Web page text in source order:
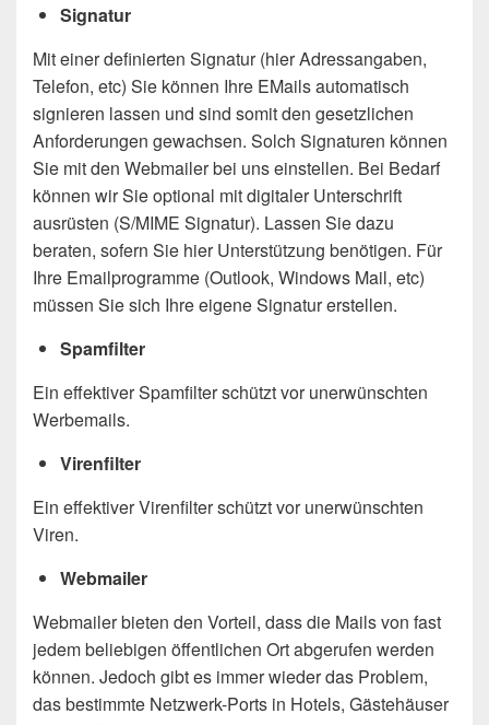
Signatur
Mit einer definierten Signatur (hier Adressangaben,
Telefon, etc) Sie können Ihre EMails automatisch
signieren lassen und sind somit den gesetzlichen
Anforderungen gewachsen. Solch Signaturen können
Sie mit den Webmailer bei uns einstellen. Bei Bedarf
können wir Sie optional mit digitaler Unterschrift
ausrüsten (S/MIME Signatur). Lassen Sie dazu
beraten, sofern Sie hier Unterstützung benötigen. Für
Ihre Emailprogramme (Outlook, Windows Mail, etc)
müssen Sie sich Ihre eigene Signatur erstellen.
Spamfilter
Ein effektiver Spamfilter schützt vor unerwünschten
Werbemails.
Virenfilter
Ein effektiver Virenfilter schützt vor unerwünschten
Viren.
Webmailer
Webmailer bieten den Vorteil, dass die Mails von fast
jedem beliebigen öffentlichen Ort abgerufen werden
können. Jedoch gibt es immer wieder das Problem,
das bestimmte Netzwerk-Ports in Hotels, Gästehäuser